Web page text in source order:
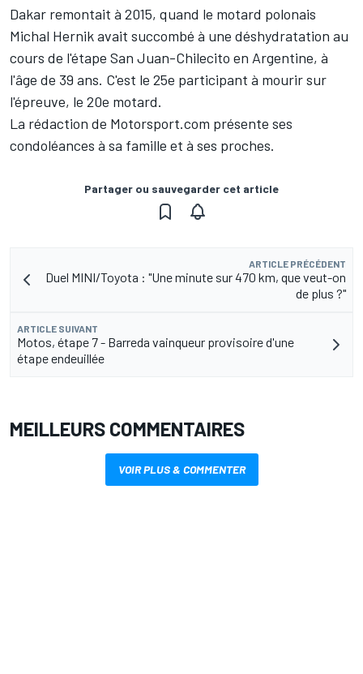
Dakar remontait à 2015, quand le motard polonais
Michal Hernik avait succombé à une déshydratation au
cours de l'étape San Juan-Chilecito en Argentine, à
l'âge de 39 ans. C'est le 25e participant à mourir sur
l'épreuve, le 20e motard.
La rédaction de Motorsport.com présente ses
condoléances à sa famille et à ses proches.
Partager ou sauvegarder cet article
ARTICLE PRÉCÉDENT
Duel MINI/Toyota : "Une minute sur 470 km, que veut-on
de plus ?"
ARTICLE SUIVANT
Motos, étape 7 - Barreda vainqueur provisoire d'une
étape endeuillée
MEILLEURS COMMENTAIRES
VOIR PLUS & COMMENTER